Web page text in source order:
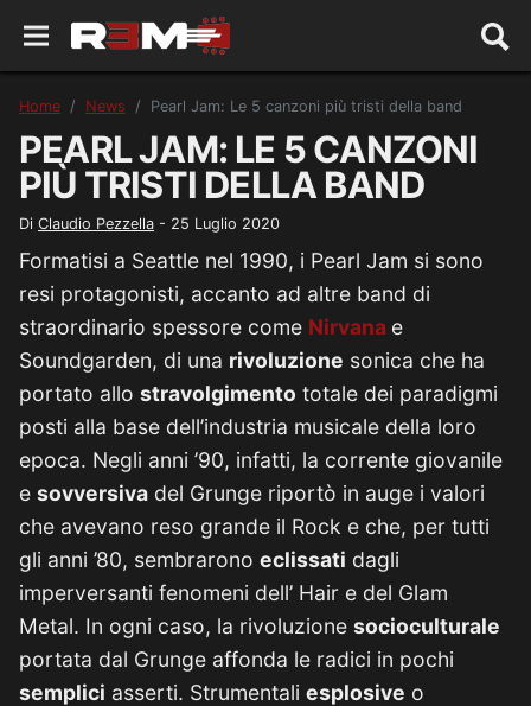
Home News Pearl Jam: Le 5 canzoni più tristi della band
PEARL JAM: LE 5 CANZONI
PIÙ TRISTI DELLA BAND
Di Claudio Pezzella - 25 Luglio 2020
Formatisi a Seattle nel 1990, i Pearl Jam si sono
resi protagonisti, accanto ad altre band di
straordinario spessore come Nirvana e
Soundgarden, di una rivoluzione sonica che ha
portato allo stravolgimento totale dei paradigmi
posti alla base dell’industria musicale della loro
epoca. Negli anni ’90, infatti, la corrente giovanile
e sovversiva del Grunge riportò in auge i valori
che avevano reso grande il Rock e che, per tutti
gli anni ’80, sembrarono eclissati dagli
imperversanti fenomeni dell’ Hair e del Glam
Metal. In ogni caso, la rivoluzione socioculturale
portata dal Grunge affonda le radici in pochi
semplici asserti. Strumentali esplosive o